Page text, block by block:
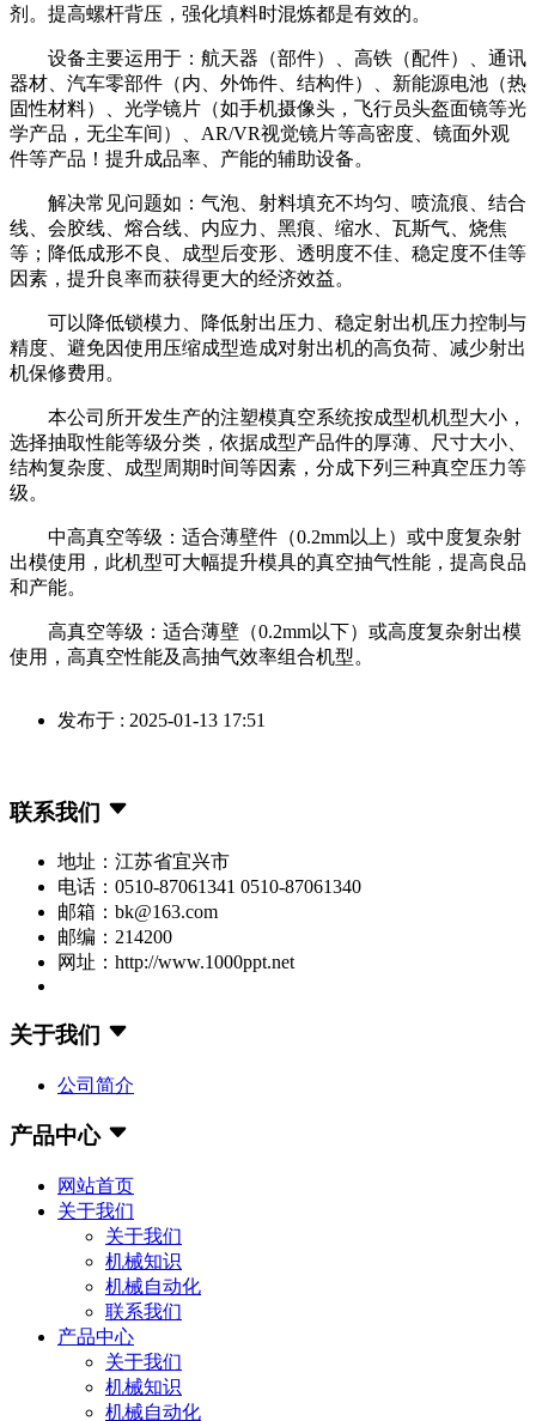
剂。提高螺杆背压，强化填料时混炼都是有效的。
设备主要运用于：航天器（部件）、高铁（配件）、通讯
器材、汽车零部件（内、外饰件、结构件）、新能源电池（热
固性材料）、光学镜片（如手机摄像头，飞行员头盔面镜等光
学产品，无尘车间）、AR/VR视觉镜片等高密度、镜面外观
件等产品！提升成品率、产能的辅助设备。
解决常见问题如：气泡、射料填充不均匀、喷流痕、结合
线、会胶线、熔合线、内应力、黑痕、缩水、瓦斯气、烧焦
等；降低成形不良、成型后变形、透明度不佳、稳定度不佳等
因素，提升良率而获得更大的经济效益。
可以降低锁模力、降低射出压力、稳定射出机压力控制与
精度、避免因使用压缩成型造成对射出机的高负荷、减少射出
机保修费用。
本公司所开发生产的注塑模真空系统按成型机机型大小，
选择抽取性能等级分类，依据成型产品件的厚薄、尺寸大小、
结构复杂度、成型周期时间等因素，分成下列三种真空压力等
级。
中高真空等级：适合薄壁件（0.2mm以上）或中度复杂射
出模使用，此机型可大幅提升模具的真空抽气性能，提高良品
和产能。
高真空等级：适合薄壁（0.2mm以下）或高度复杂射出模
使用，高真空性能及高抽气效率组合机型。
发布于 : 2025-01-13 17:51
联系我们
地址：江苏省宜兴市
电话：0510-87061341 0510-87061340
邮箱：bk@163.com
邮编：214200
网址：http://www.1000ppt.net
关于我们
公司简介
产品中心
网站首页
关于我们
关于我们
机械知识
机械自动化
联系我们
产品中心
关于我们
机械知识
机械自动化